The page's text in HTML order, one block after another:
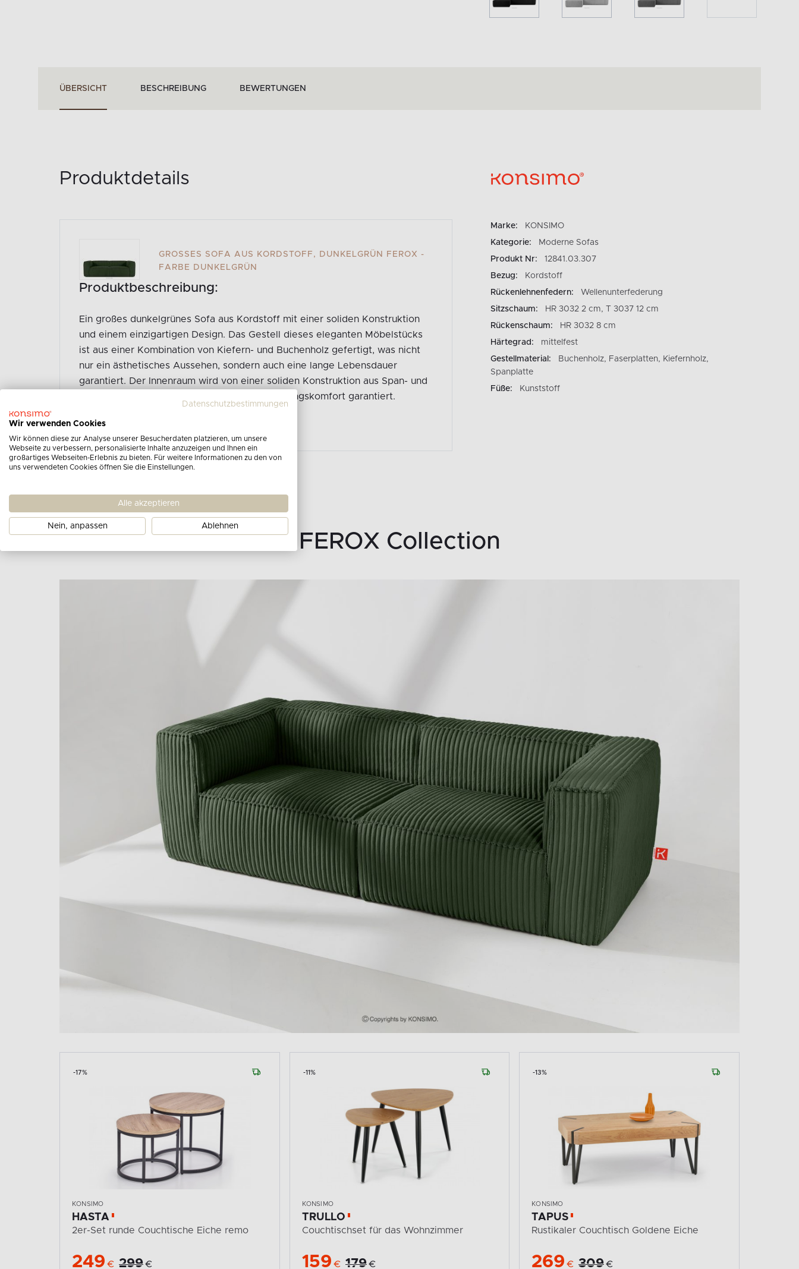
ÜBERSICHT BESCHREIBUNG BEWERTUNGEN
Produktdetails
GROSSES SOFA AUS KORDSTOFF, DUNKELGRÜN FEROX - F
ARBE DUNKELGRÜN
Produktbeschreibung:
Ein großes dunkelgrünes Sofa aus Kordstoff mit einer soliden Konstruktion
und einem einzigartigen Design. Das Gestell dieses eleganten Möbelstücks
ist aus einer Kombination von Kiefern- und Buchenholz gefertigt, was nicht
nur ein ästhetisches Aussehen, sondern auch eine lange Lebensdauer
garantiert. Der Innenraum wird von einer soliden Konstruktion aus Span- und
Faserplatten getragen, die Stabilität und Nutzungskomfort garantiert.
Gesamte Produktbeschreibung ansehen
Marke:
KONSIMO
Kategorie:
Moderne Sofas
Produkt Nr:
12841.03.307
Bezug:
Kordstoff
Rückenlehnenfedern:
Wellenunterfederung
Sitzschaum:
HR 3032 2 cm, T 3037 12 cm
Rückenschaum:
HR 3032 8 cm
Härtegrad:
mittelfest
Gestellmaterial:
Buchenholz, Faserplatten, Kiefernholz,
Spanplatte
Füße:
Kunststoff
FEROX Collection
-17%
KONSIMO
HASTA
2er-Set runde Couchtische Eiche remo
249 € 299 €
-11%
KONSIMO
TRULLO
Couchtischset für das Wohnzimmer
159 € 179 €
-13%
KONSIMO
TAPUS
Rustikaler Couchtisch Goldene Eiche
269 € 309 €
Datenschutzbestimmungen
Wir verwenden Cookies
Wir können diese zur Analyse unserer Besucherdaten platzieren, um unsere
Webseite zu verbessern, personalisierte Inhalte anzuzeigen und Ihnen ein
großartiges Webseiten-Erlebnis zu bieten. Für weitere Informationen zu den von
uns verwendeten Cookies öffnen Sie die Einstellungen.
Alle akzeptieren
Nein, anpassen Ablehnen